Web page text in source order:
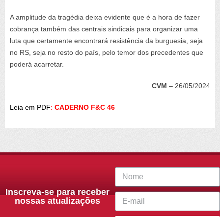
A amplitude da tragédia deixa evidente que é a hora de fazer
cobrança também das centrais sindicais para organizar uma
luta que certamente encontrará resistência da burguesia, seja
no RS, seja no resto do país, pelo temor dos precedentes que
poderá acarretar.
CVM – 26/05/2024
Leia em PDF: CADERNO F&C 46
Inscreva-se para receber
nossas atualizações